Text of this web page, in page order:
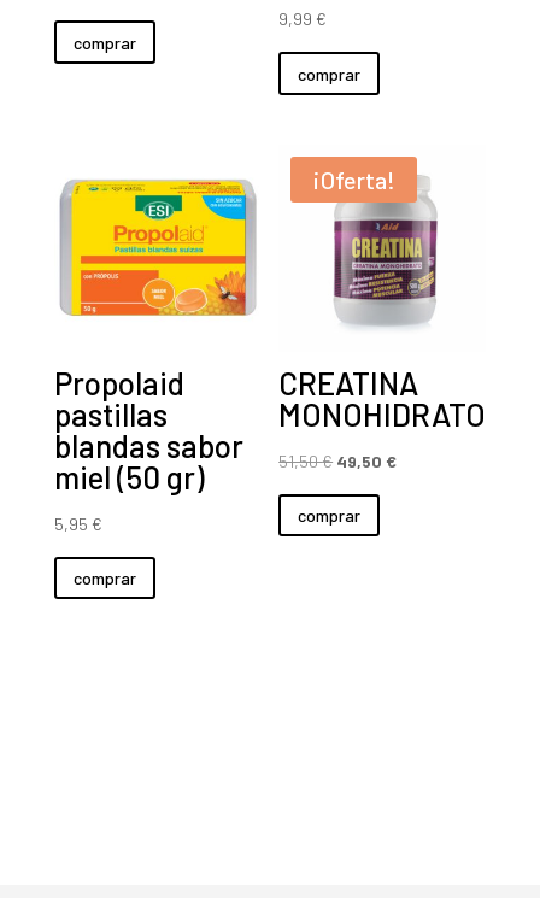
comprar
9,99 €
comprar
Propolaid
pastillas
blandas sabor
miel (50 gr)
5,95 €
comprar
¡Oferta!
CREATINA
MONOHIDRATO
51,50€ El
precio
original
49,50 €El
comprar